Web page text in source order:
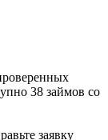
38 займов со
заявку